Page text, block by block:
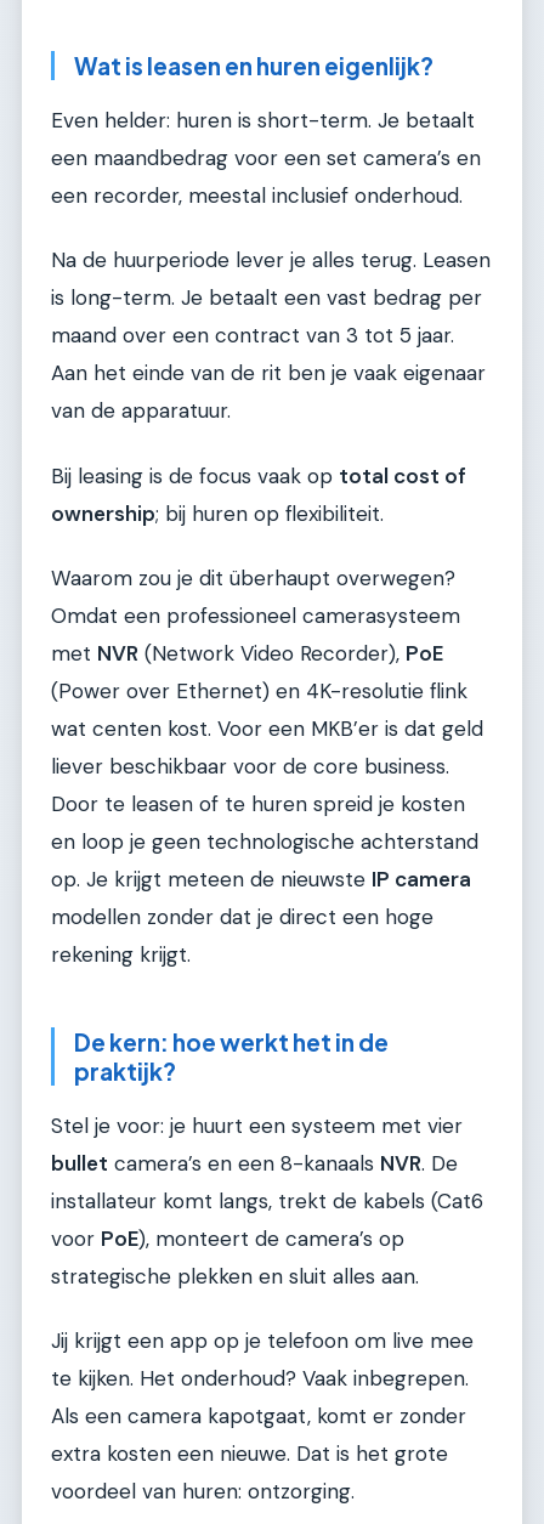
Wat is leasen en huren eigenlijk?
Even helder: huren is short-term. Je betaalt
een maandbedrag voor een set camera’s en
een recorder, meestal inclusief onderhoud.
Na de huurperiode lever je alles terug. Leasen
is long-term. Je betaalt een vast bedrag per
maand over een contract van 3 tot 5 jaar.
Aan het einde van de rit ben je vaak eigenaar
van de apparatuur.
Bij leasing is de focus vaak op total cost of
ownership; bij huren op flexibiliteit.
Waarom zou je dit überhaupt overwegen?
Omdat een professioneel camerasysteem
met NVR (Network Video Recorder), PoE
(Power over Ethernet) en 4K-resolutie flink
wat centen kost. Voor een MKB’er is dat geld
liever beschikbaar voor de core business.
Door te leasen of te huren spreid je kosten
en loop je geen technologische achterstand
op. Je krijgt meteen de nieuwste IP camera
modellen zonder dat je direct een hoge
rekening krijgt.
De kern: hoe werkt het in de
praktijk?
Stel je voor: je huurt een systeem met vier
bullet camera’s en een 8-kanaals NVR. De
installateur komt langs, trekt de kabels (Cat6
voor PoE), monteert de camera’s op
strategische plekken en sluit alles aan.
Jij krijgt een app op je telefoon om live mee
te kijken. Het onderhoud? Vaak inbegrepen.
Als een camera kapotgaat, komt er zonder
extra kosten een nieuwe. Dat is het grote
voordeel van huren: ontzorging.